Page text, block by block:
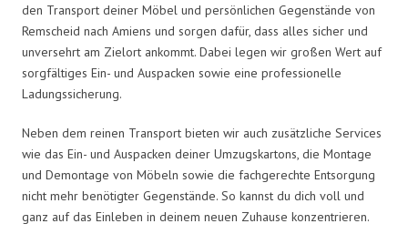
den Transport deiner Möbel und persönlichen Gegenstände von
Remscheid nach Amiens und sorgen dafür, dass alles sicher und
unversehrt am Zielort ankommt. Dabei legen wir großen Wert auf
sorgfältiges Ein- und Auspacken sowie eine professionelle
Ladungssicherung.
Neben dem reinen Transport bieten wir auch zusätzliche Services
wie das Ein- und Auspacken deiner Umzugskartons, die Montage
und Demontage von Möbeln sowie die fachgerechte Entsorgung
nicht mehr benötigter Gegenstände. So kannst du dich voll und
ganz auf das Einleben in deinem neuen Zuhause konzentrieren.